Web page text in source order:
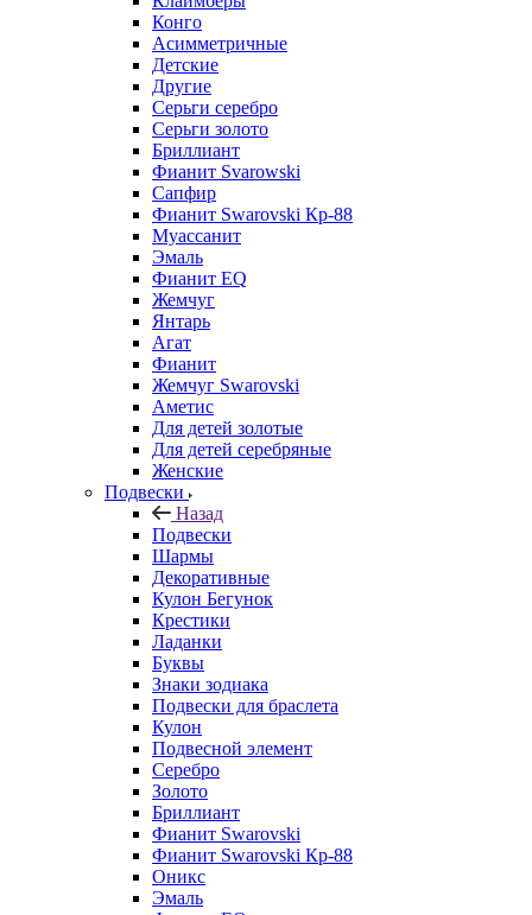
Конго
Асимметричные
Детские
Другие
Серьги серебро
Серьги золото
Бриллиант
Фианит Svarowski
Сапфир
Фианит Swarovski Кр-88
Муассанит
Эмаль
Фианит EQ
Жемчуг
Янтарь
Агат
Фианит
Жемчуг Swarovski
Аметис
Для детей золотые
Для детей серебряные
Женские
Подвески
Назад
Подвески
Шармы
Декоративные
Кулон Бегунок
Крестики
Ладанки
Буквы
Знаки зодиака
Подвески для браслета
Кулон
Подвесной элемент
Серебро
Золото
Бриллиант
Фианит Swarovski
Фианит Swarovski Кр-88
Оникс
Эмаль